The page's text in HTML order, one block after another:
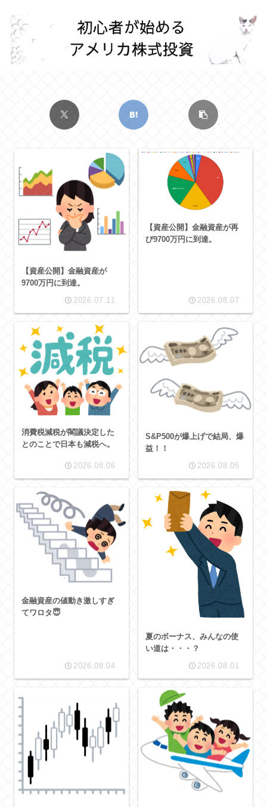
【資産公開】金融資産が
9700万円に到達。
2026.07.11
【資産公開】金融資産が再
び9700万円に到達。
2026.08.07
消費税減税が閣議決定した
とのことで日本も減税へ。
2026.08.06
S&P500が爆上げで結局、爆
益！！
2026.08.05
金融資産の値動き激しすぎ
てワロタ😇
2026.08.04
夏のボーナス、みんなの使
い道は・・・？
2026.08.01